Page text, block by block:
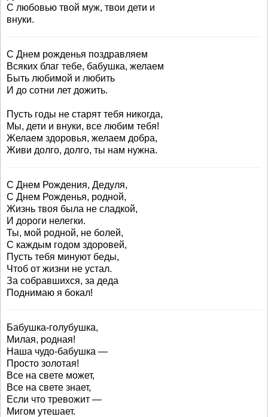
С любовью твой муж, твои дети и
внуки.
С Днем рожденья поздравляем
Всяких благ тебе, бабушка, желаем
Быть любимой и любить
И до сотни лет дожить.
Пусть годы не старят тебя никогда,
Мы, дети и внуки, все любим тебя!
Желаем здоровья, желаем добра,
Живи долго, долго, ты нам нужна.
С Днем Рождения, Дедуля,
С Днем Рожденья, родной,
Жизнь твоя была не сладкой,
И дороги нелегки.
Ты, мой родной, не болей,
С каждым годом здоровей,
Пусть тебя минуют беды,
Чтоб от жизни не устал.
За собравшихся, за деда
Поднимаю я бокал!
Бабушка-голубушка,
Милая, родная!
Наша чудо-бабушка —
Просто золотая!
Все на свете может,
Все на свете знает,
Если что тревожит —
Мигом утешает.